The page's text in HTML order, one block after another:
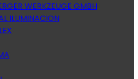
WERKZEUGE GMBH
ILUMINACION